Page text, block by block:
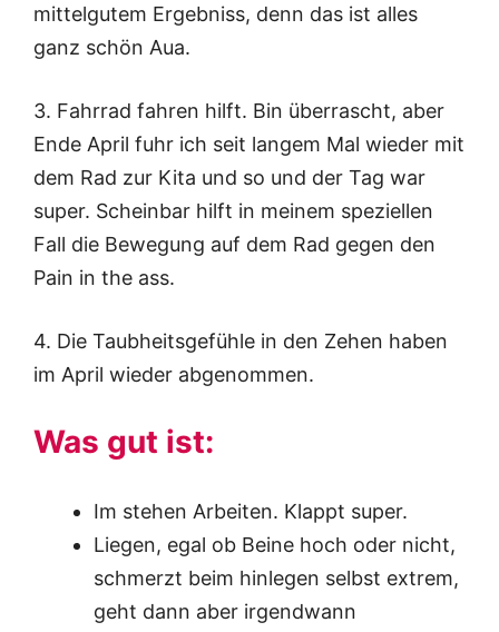
mittelgutem Ergebniss, denn das ist alles
ganz schön Aua.
3. Fahrrad fahren hilft. Bin überrascht, aber
Ende April fuhr ich seit langem Mal wieder mit
dem Rad zur Kita und so und der Tag war
super. Scheinbar hilft in meinem speziellen
Fall die Bewegung auf dem Rad gegen den
Pain in the ass.
4. Die Taubheitsgefühle in den Zehen haben
im April wieder abgenommen.
Was gut ist:
Im stehen Arbeiten. Klappt super.
Liegen, egal ob Beine hoch oder nicht,
schmerzt beim hinlegen selbst extrem,
geht dann aber irgendwann